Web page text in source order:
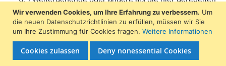
Wir verwenden Cookies, um Ihre Erfahrung zu verbessern. Um
die neuen Datenschutzrichtlinien zu erfüllen, müssen wir Sie
um Ihre Zustimmung für Cookies fragen. Weitere Informationen
Cookies zulassen Deny nonessential Cookies
Ansprüche des Bestellers gegen den Lieferer und
dessen Erfüllungsgehilfen wegen eines
Rechtsmangels sind ausgeschlossen.
XI. Beschränkte Gewährleistung, Nutzungsentgelt,
Kauf auf Rechnung ist leider momentan nicht über unseren
Shop möglich. Wenn Sie auf Rechnung kaufen möchten
schicken Sie bitte eine E-Mail ansale@comexio.com